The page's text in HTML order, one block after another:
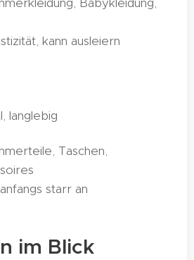
kann ausleiern
langlebig
Taschen,
starr an
im Blick